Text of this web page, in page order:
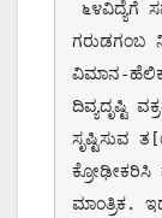
ಗರುಡಗಂಬ
ವಿಮಾನ-
ದಿವ್ಯದೃಷ್ಟಿ
ಸೃಷ್ಟಿಸುವ
ಮಾಂತ್ರಿಕ.